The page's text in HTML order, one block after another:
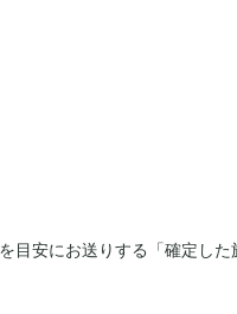
安にお送りする「確定した